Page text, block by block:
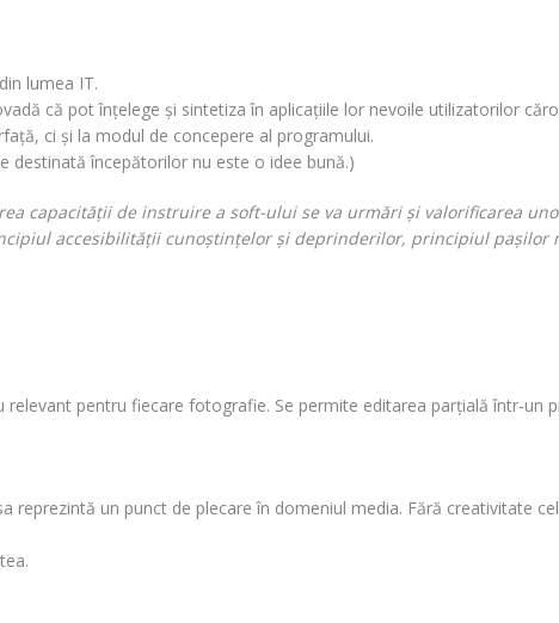
lumea IT.
că pot înţelege şi sintetiza în aplicaţiile lor nevoile utilizatorilor
ci şi la modul de concepere al programului.
destinată începătorilor nu este o idee bună.)
capacităţii de instruire a soft-ului se va urmări şi valorificarea
accesibilităţii cunoştinţelor şi deprinderilor, principiul
pentru fiecare fotografie. Se permite editarea parţială într-un
reprezintă un punct de plecare în domeniul media. Fără creativitate